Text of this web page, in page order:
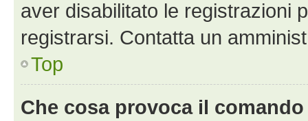
aver disabilitato le registrazioni
registrarsi. Contatta un
Top
Che cosa provoca il